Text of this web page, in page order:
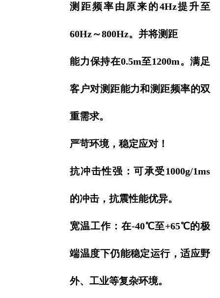
测距频率由原来的4Hz提升至
60Hz～800Hz。并将测距
能力保持在0.5m至1200m。满足
客户对测距能力和测距频率的双
重需求。
严苛环境，稳定应对！
抗冲击性强：可承受1000g/1ms
的冲击，抗震性能优异。
宽温工作：在-40℃至+65℃的极
端温度下仍能稳定运行，适应野
外、工业等复杂环境。